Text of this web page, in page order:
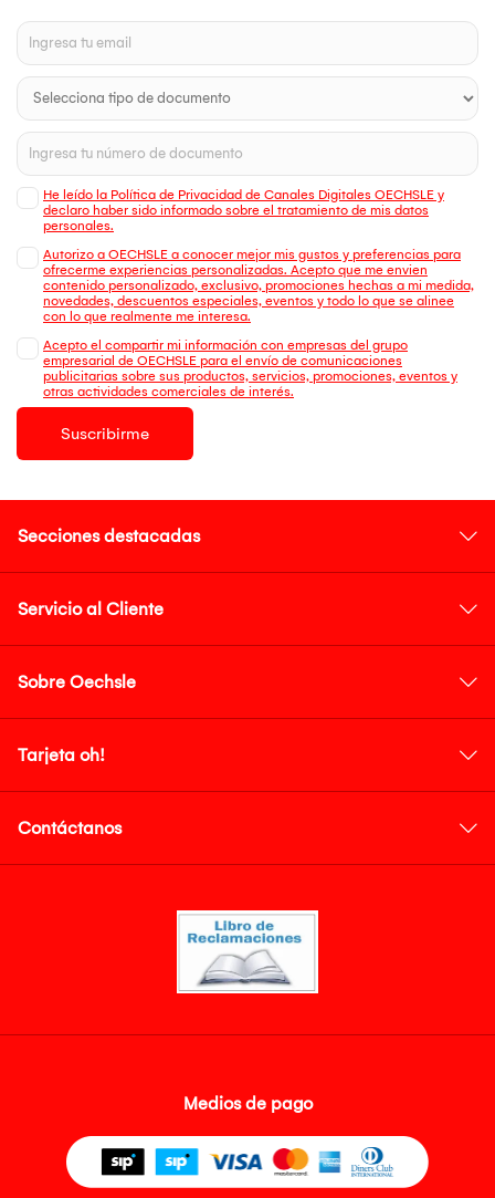
He leído la Política de Privacidad de Canales Digitales OECHSLE y
declaro haber sido informado sobre el tratamiento de mis datos
personales.
Autorizo a OECHSLE a conocer mejor mis gustos y preferencias para
ofrecerme experiencias personalizadas. Acepto que me envien
contenido personalizado, exclusivo, promociones hechas a mi medida,
novedades, descuentos especiales, eventos y todo lo que se alinee
con lo que realmente me interesa.
Acepto el compartir mi información con empresas del grupo
empresarial de OECHSLE para el envío de comunicaciones
publicitarias sobre sus productos, servicios, promociones, eventos y
otras actividades comerciales de interés.
Suscribirme
Secciones destacadas
Servicio al Cliente
Sobre Oechsle
Tarjeta oh!
Contáctanos
Medios de pago